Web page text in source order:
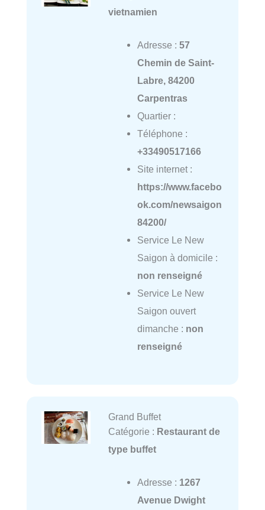
vietnamien
Adresse : 57
Chemin de Saint-
Labre, 84200
Carpentras
Quartier :
Téléphone :
+33490517166
Site internet :
https://www.facebo
ok.com/newsaigon
84200/
Service Le New
Saigon à domicile :
non renseigné
Service Le New
Saigon ouvert
dimanche : non
renseigné
Grand Buffet
Catégorie : Restaurant de
type buffet
Adresse : 1267
Avenue Dwight